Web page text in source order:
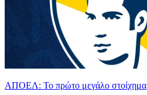
ΑΠΟΕΛ: Το πρώτο μεγάλο στοίχημα